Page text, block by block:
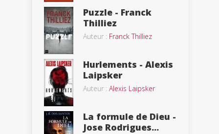
Puzzle - Franck
Thilliez
Auteur : Franck Thilliez
Hurlements - Alexis
Laipsker
Auteur : Alexis Laipsker
La formule de Dieu -
Jose Rodrigues...